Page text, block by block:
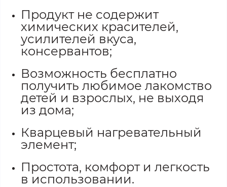
Продукт не содержит
химических красителей,
усилителей вкуса,
консервантов;
Возможность бесплатно
получить любимое лакомство
детей и взрослых, не выходя
из дома;
Кварцевый нагревательный
элемент;
Простота, комфорт и легкость
в использовании.